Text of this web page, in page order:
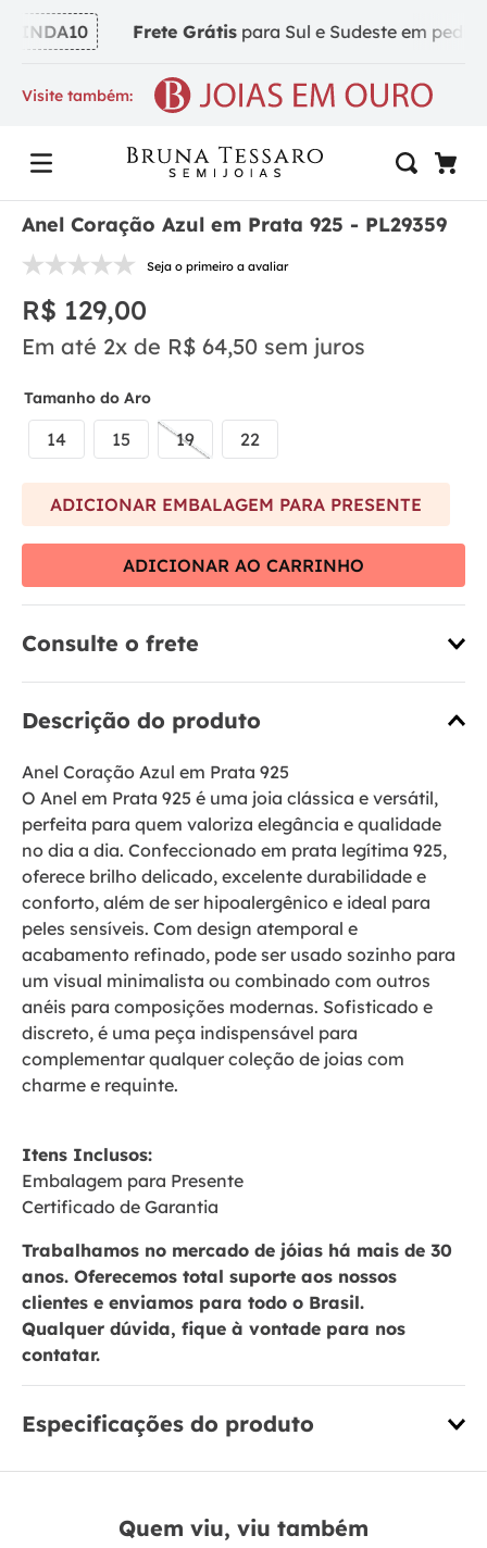
Frete Grátispara Sul e Sudeste em
Visite também:
Anel Coração Azul em Prata 925 - PL29359
Seja o primeiro a avaliar
R$ 129,00
Em até 2x de R$ 64,50 sem juros
Tamanho do Aro
14 15 19 22
ADICIONAR EMBALAGEM PARA PRESENTE
ADICIONAR AO CARRINHO
Consulte o frete
Descrição do produto
Anel Coração Azul em Prata 925
O Anel em Prata 925 é uma joia clássica e versátil,
perfeita para quem valoriza elegância e qualidade
no dia a dia. Confeccionado em prata legítima 925,
oferece brilho delicado, excelente durabilidade e
conforto, além de ser hipoalergênico e ideal para
peles sensíveis. Com design atemporal e
acabamento refinado, pode ser usado sozinho para
um visual minimalista ou combinado com outros
anéis para composições modernas. Sofisticado e
discreto, é uma peça indispensável para
complementar qualquer coleção de joias com
charme e requinte.
Itens Inclusos:
Embalagem para Presente
Certificado de Garantia
Trabalhamos no mercado de jóias há mais de 30
anos. Oferecemos total suporte aos nossos
clientes e enviamos para todo o Brasil.
Qualquer dúvida, fique à vontade para nos
contatar.
Especificações do produto
Quem viu, viu também